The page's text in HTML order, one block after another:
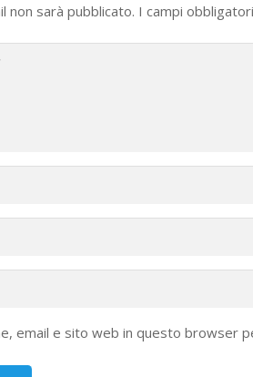
non sarà pubblicato. I campi
email e sito web in questo browser